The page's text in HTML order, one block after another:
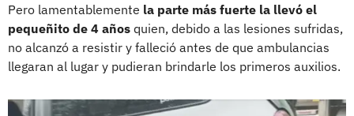
Pero lamentablemente la parte más fuerte la llevó el
pequeñito de 4 años quien, debido a las lesiones sufridas,
no alcanzó a resistir y falleció antes de que ambulancias
llegaran al lugar y pudieran brindarle los primeros auxilios.